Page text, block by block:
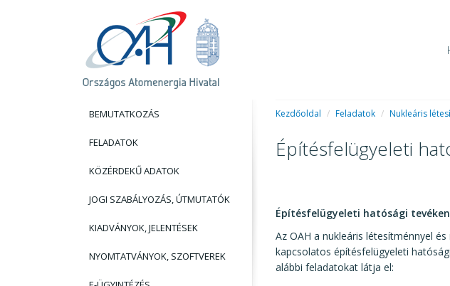
BEMUTATKOZÁS
FELADATOK
KÖZÉRDEKŰ ADATOK
JOGI SZABÁLYOZÁS, ÚTMUTATÓK
KIADVÁNYOK, JELENTÉSEK
NYOMTATVÁNYOK, SZOFTVEREK
Kezdőoldal / Feladatok / Nukleáris
Építésfelügyeleti
Építésfelügyeleti hatósági
Az OAH a nukleáris létesítménnyel
kapcsolatos építésfelügyeleti
alábbi feladatokat látja el: